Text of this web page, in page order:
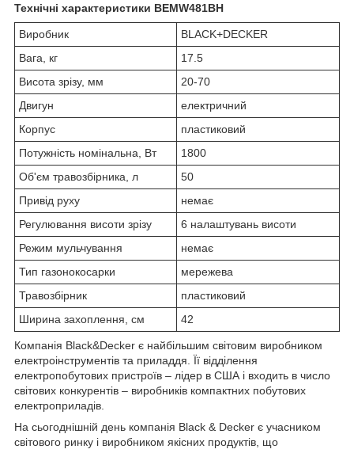
Технічні характеристики BEMW481BH
Виробник
BLACK+DECKER
Вага, кг
17.5
Висота зрізу, мм
20-70
Двигун
електричний
Корпус
пластиковий
Потужність номінальна, Вт
1800
Об'єм травозбірника, л
50
Привід руху
немає
Регулювання висоти зрізу
6 налаштувань висоти
Режим мульчування
немає
Тип газонокосарки
мережева
Травозбірник
пластиковий
Ширина захоплення, см
42
Компанія Black&Decker є найбільшим світовим виробником
електроінструментів та приладдя. Її відділення
електропобутових пристроїв – лідер в США і входить в число
світових конкурентів – виробників компактних побутових
електроприладів.
На сьогоднішній день компанія Black & Decker є учасником
світового ринку і виробником якісних продуктів, що